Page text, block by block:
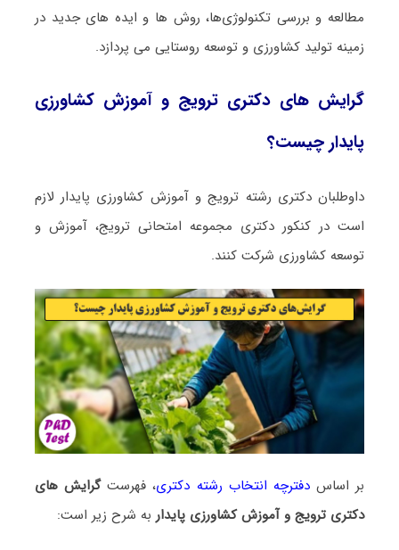
مطالعه و بررسی تکنولوژی‌ها، روش ها و ایده‌ های جدید در
زمینه تولید کشاورزی و توسعه روستایی می پردازد.
گرایش های دکتری ﺗﺮوﻳﺞ و آﻣﻮزش ﻛﺸﺎورزی
ﭘﺎﻳﺪار چیست؟
داوطلبان دکتری رشته ﺗﺮوﻳﺞ و آﻣﻮزش ﻛﺸﺎورزی ﭘﺎﻳﺪار لازم
است در کنکور دکتری مجموعه امتحانی ﺗﺮوﻳﺞ، آﻣﻮزش و
توسعه ﻛﺸﺎورزی شرکت کنند.
بر اساسدفترچه انتخاب رشته دکتری، فهرستگرایش های
دکتری ﺗﺮوﻳﺞ و آﻣﻮزش ﻛﺸﺎورزی ﭘﺎﻳﺪار به شرح زیر است: